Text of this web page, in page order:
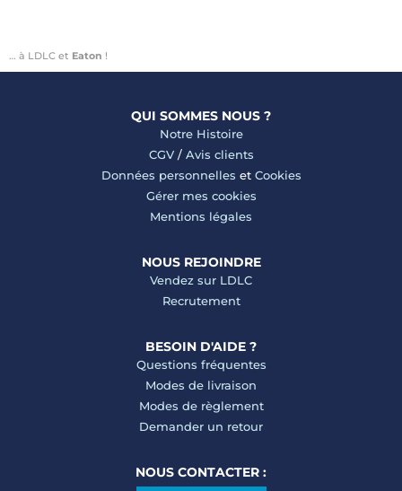
… à LDLC et Eaton !
QUI SOMMES NOUS ?
Notre Histoire
CGV/ Avis clients
Données personnelles et Cookies
Gérer mes cookies
Mentions légales
NOUS REJOINDRE
Vendez sur LDLC
Recrutement
BESOIN D'AIDE ?
Questions fréquentes
Modes de livraison
Modes de règlement
Demander un retour
NOUS CONTACTER :